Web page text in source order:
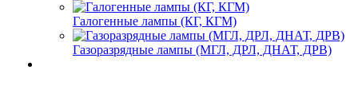
Галогенные лампы (КГ, КГМ)
Газоразрядные лампы (МГЛ, ДРЛ, ДНАТ, ДРВ)